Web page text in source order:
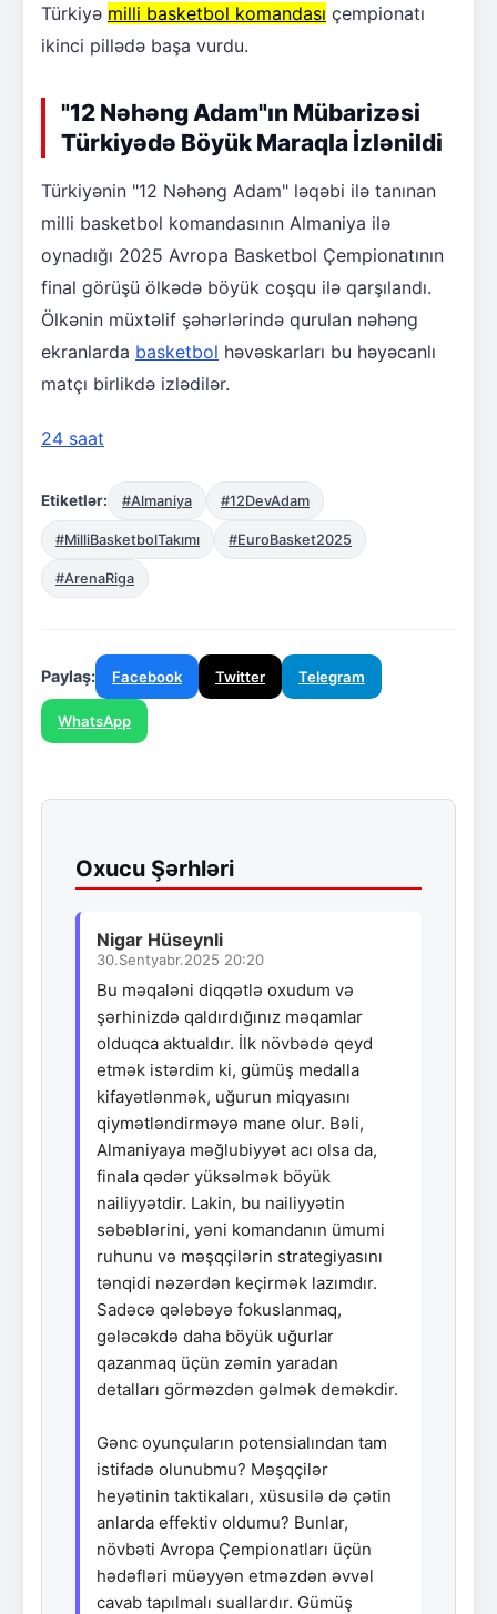
Türkiyə milli basketbol komandası çempionatı
ikinci pillədə başa vurdu.
"12 Nəhəng Adam"ın Mübarizəsi
Türkiyədə Böyük Maraqla İzlənildi
Türkiyənin "12 Nəhəng Adam" ləqəbi ilə tanınan
milli basketbol komandasının Almaniya ilə
oynadığı 2025 Avropa Basketbol Çempionatının
final görüşü ölkədə böyük coşqu ilə qarşılandı.
Ölkənin müxtəlif şəhərlərində qurulan nəhəng
ekranlarda basketbol həvəskarları bu həyəcanlı
matçı birlikdə izlədilər.
24 saat
Etiketlər: #Almaniya #12DevAdam
#MilliBasketbolTakımı #EuroBasket2025
#ArenaRiga
Paylaş: Facebook Twitter Telegram
WhatsApp
Oxucu Şərhləri
Nigar Hüseynli
30.Sentyabr.2025 20:20
Bu məqaləni diqqətlə oxudum və
şərhinizdə qaldırdığınız məqamlar
olduqca aktualdır. İlk növbədə qeyd
etmək istərdim ki, gümüş medalla
kifayətlənmək, uğurun miqyasını
qiymətləndirməyə mane olur. Bəli,
Almaniyaya məğlubiyyət acı olsa da,
finala qədər yüksəlmək böyük
nailiyyətdir. Lakin, bu nailiyyətin
səbəblərini, yəni komandanın ümumi
ruhunu və məşqçilərin strategiyasını
tənqidi nəzərdən keçirmək lazımdır.
Sadəcə qələbəyə fokuslanmaq,
gələcəkdə daha böyük uğurlar
qazanmaq üçün zəmin yaradan
detalları görməzdən gəlmək deməkdir.
Gənc oyunçuların potensialından tam
istifadə olunubmu? Məşqçilər
heyətinin taktikaları, xüsusilə də çətin
anlarda effektiv oldumu? Bunlar,
növbəti Avropa Çempionatları üçün
hədəfləri müəyyən etməzdən əvvəl
cavab tapılmalı suallardır. Gümüş